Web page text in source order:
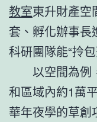
教室東升財產空
套、孵化辦事長
科研團隊能“拎
以空間為例
和區域內約1萬
華年夜學的草創